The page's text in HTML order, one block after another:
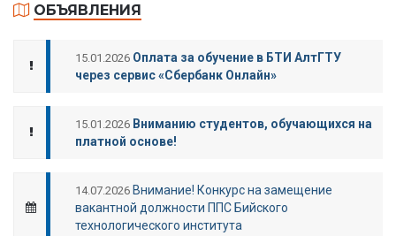
ОБЪЯВЛЕНИЯ
15.01.2026 Оплата за обучение в БТИ АлтГТУ
через сервис «Сбербанк Онлайн»
15.01.2026 Вниманию студентов, обучающихся на
платной основе!
14.07.2026 Внимание! Конкурс на замещение
вакантной должности ППС Бийского
технологического института